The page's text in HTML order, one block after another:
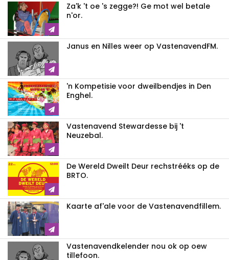
Za'k 't oe 's zegge?! Ge mot wel betale
n'or.
Janus en Nilles weer op VastenavendFM.
'n Kompetisie voor dweilbendjes in Den
Enghel.
Vastenavend Stewardesse bij 't
Neuzebal.
De Wereld Dweilt Deur rechstrééks op de
BRTO.
Kaarte af'ale voor de Vastenavendfillem.
Vastenavendkelender nou ok op oew
tillefoon.